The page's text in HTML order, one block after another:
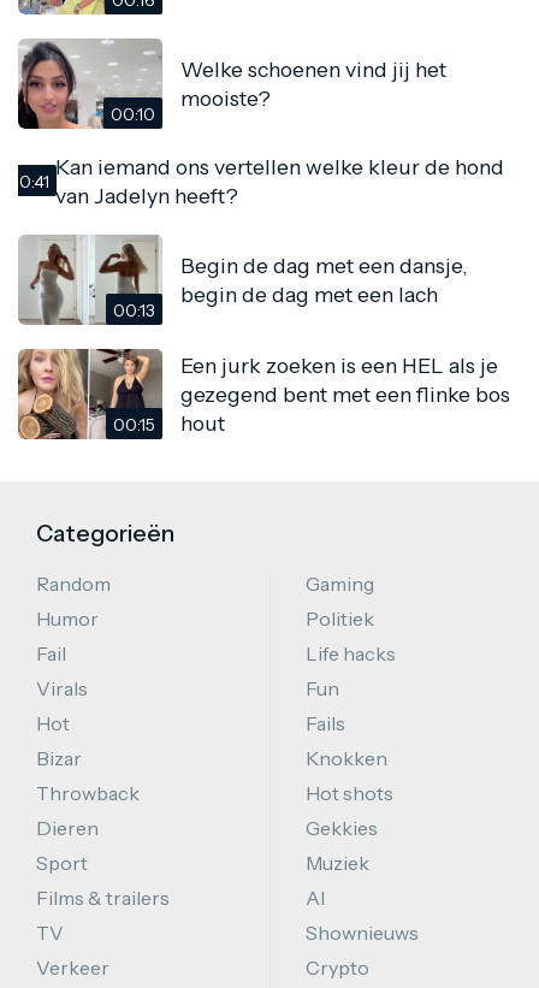
00:10
Welke schoenen vind jij het
mooiste?
00:41
Kan iemand ons vertellen welke kleur de hond
van Jadelyn heeft?
00:13
Begin de dag met een dansje,
begin de dag met een lach
00:15
Een jurk zoeken is een HEL als je
gezegend bent met een flinke bos
hout
Categorieën
Random
Humor
Fail
Virals
Hot
Bizar
Throwback
Dieren
Sport
Films & trailers
TV
Verkeer
Gaming
Politiek
Life hacks
Fun
Fails
Knokken
Hot shots
Gekkies
Muziek
AI
Shownieuws
Crypto